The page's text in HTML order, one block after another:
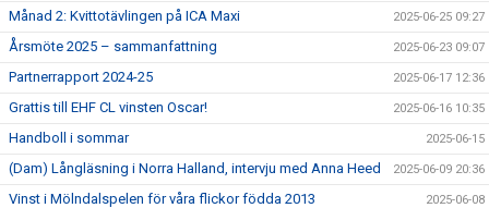
Månad 2: Kvittotävlingen på ICA Maxi 2025-06-25 09:27
Årsmöte 2025 – sammanfattning 2025-06-23 09:07
Partnerrapport 2024-25 2025-06-17 12:36
Grattis till EHF CL vinsten Oscar! 2025-06-16 10:35
Handboll i sommar 2025-06-15
(Dam) Långläsning i Norra Halland, intervju med Anna Heed 2025-06-09 20:36
Vinst i Mölndalspelen för våra flickor födda 2013 2025-06-08